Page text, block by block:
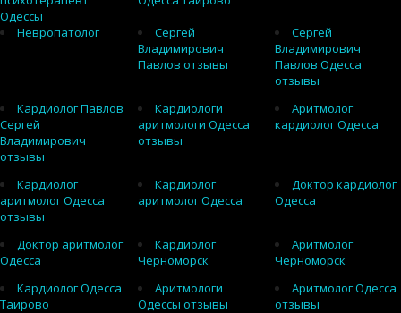
Одессы
Невропатолог
Сергей
Владимирович
Павлов отзывы
Сергей
Владимирович
Павлов Одесса
отзывы
Кардиолог Павлов
Сергей
Владимирович
отзывы
Кардиологи
аритмологи Одесса
отзывы
Аритмолог
кардиолог Одесса
Кардиолог
аритмолог Одесса
отзывы
Кардиолог
аритмолог Одесса
Доктор кардиолог
Одесса
Доктор аритмолог
Одесса
Кардиолог
Черноморск
Аритмолог
Черноморск
Кардиолог Одесса
Таирово
Аритмологи
Одессы отзывы
Аритмолог Одесса
отзывы